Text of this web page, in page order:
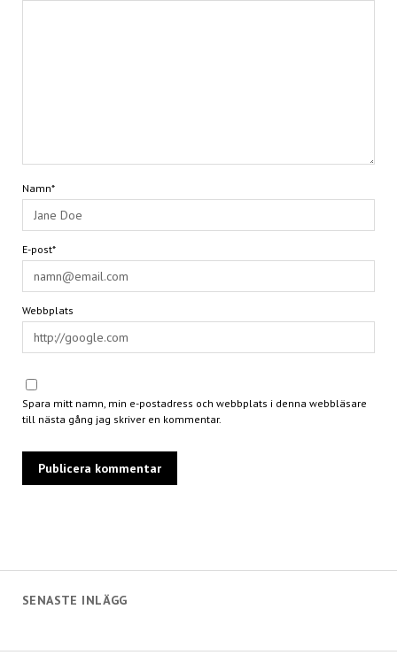
SENASTE INLÄGG
Namn*
E-post*
Webbplats
Spara mitt namn, min e-postadress och webbplats i denna webbläsare
till nästa gång jag skriver en kommentar.